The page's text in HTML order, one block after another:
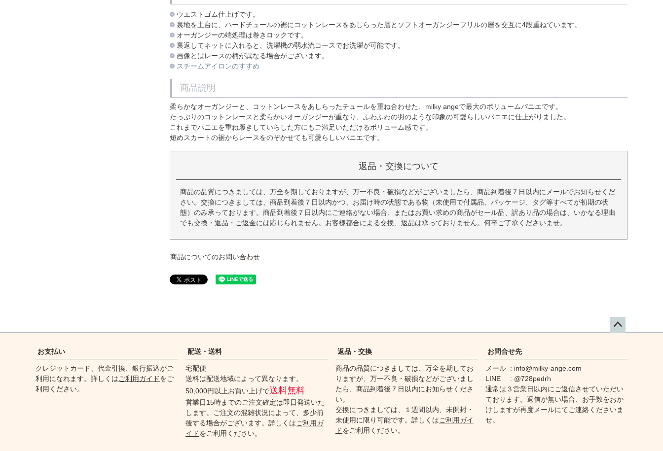
ウエストゴム仕上げです。
裏地を土台に、ハードチュールの裾にコットンレースをあしらった層とソフトオーガンジーフリルの層を交互に4段重ねています。
オーガンジーの端処理は巻きロックです。
裏返してネットに入れると、洗濯機の弱水流コースでお洗濯が可能です。
画像とはレースの柄が異なる場合がございます。
スチームアイロンのすすめ
商品説明
柔らかなオーガンジーと、コットンレースをあしらったチュールを重ね合わせた、milky angeで最大のボリュームパニエです。
たっぷりのコットンレースと柔らかいオーガンジーが重なり、ふわふわの羽のような印象の可愛らしいパニエに仕上がりました。
これまでパニエを重ね履きしていらした方にもご満足いただけるボリューム感です。
短めスカートの裾からレースをのぞかせても可愛らしいパニエです。
返品・交換について
商品の品質につきましては、万全を期しておりますが、万一不良・破損などがございましたら、商品到着後７日以内にメールでお知らせくだ
さい。交換につきましては、商品到着後７日以内かつ、お届け時の状態である物（未使用で付属品、パッケージ、タグ等すべてが初期の状
態）のみ承っております。商品到着後７日以内にご連絡がない場合、またはお買い求めの商品がセール品、訳あり品の場合は、いかなる理由
でも交換・返品・ご返金には応じられません。お客様都合による交換、返品は承っておりません。何卒ご了承くださいませ。
商品についてのお問い合わせ
ップ
お支払い
クレジットカード、代金引換、銀行振込がご
利用になれます。詳しくはご利用ガイドをご
利用ください。
配送・送料
宅配便
送料は配送地域によって異なります。
50,000円以上お買い上げで送料無料
営業日15時までのご注文確定は即日発送いた
します。ご注文の混雑状況によって、多少前
後する場合がございます。詳しくはご利用ガ
イドをご利用ください。
返品・交換
商品の品質につきましては、万全を期してお
りますが、万一不良・破損などがございまし
たら、商品到着後７日以内にお知らせくださ
い。
交換につきましては、１週間以内、未開封・
未使用に限り可能です。詳しくはご利用ガイ
ドをご利用ください。
お問合せ先
メール
info@milky-ange.com
LINE
@728pedrh
通常は３営業日以内にご返信させていただい
ております。返信が無い場合、お手数をおか
けしますが再度メールにてご連絡くださいま
せ。